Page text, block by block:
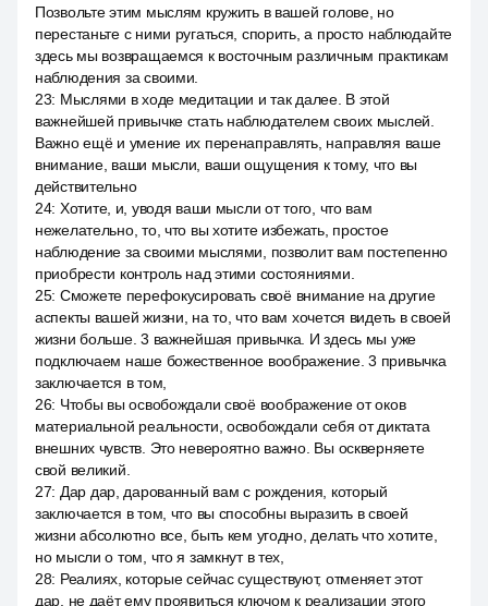
Позвольте этим мыслям кружить в вашей голове, но
перестаньте с ними ругаться, спорить, а просто наблюдайте
здесь мы возвращаемся к восточным различным практикам
наблюдения за своими.
23: Мыслями в ходе медитации и так далее. В этой
важнейшей привычке стать наблюдателем своих мыслей.
Важно ещё и умение их перенаправлять, направляя ваше
внимание, ваши мысли, ваши ощущения к тому, что вы
действительно
24: Хотите, и, уводя ваши мысли от того, что вам
нежелательно, то, что вы хотите избежать, простое
наблюдение за своими мыслями, позволит вам постепенно
приобрести контроль над этими состояниями.
25: Сможете перефокусировать своё внимание на другие
аспекты вашей жизни, на то, что вам хочется видеть в своей
жизни больше. 3 важнейшая привычка. И здесь мы уже
подключаем наше божественное воображение. 3 привычка
заключается в том,
26: Чтобы вы освобождали своё воображение от оков
материальной реальности, освобождали себя от диктата
внешних чувств. Это невероятно важно. Вы оскверняете
свой великий.
27: Дар дар, дарованный вам с рождения, который
заключается в том, что вы способны выразить в своей
жизни абсолютно все, быть кем угодно, делать что хотите,
но мысли о том, что я замкнут в тех,
28: Реалиях, которые сейчас существуют, отменяет этот
дар, не даёт ему проявиться ключом к реализации этого